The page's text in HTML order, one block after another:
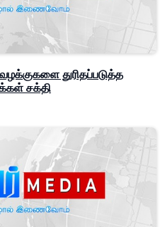
துரிதப்படுத்த
சக்தி